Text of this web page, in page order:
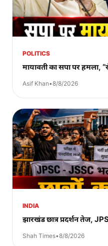
POLITICS
मायावती का सपा पर हमला,
Asif Khan•8/8/2026
INDIA
झारखंड छात्र प्रदर्शन तेज,
Shah Times•8/8/2026